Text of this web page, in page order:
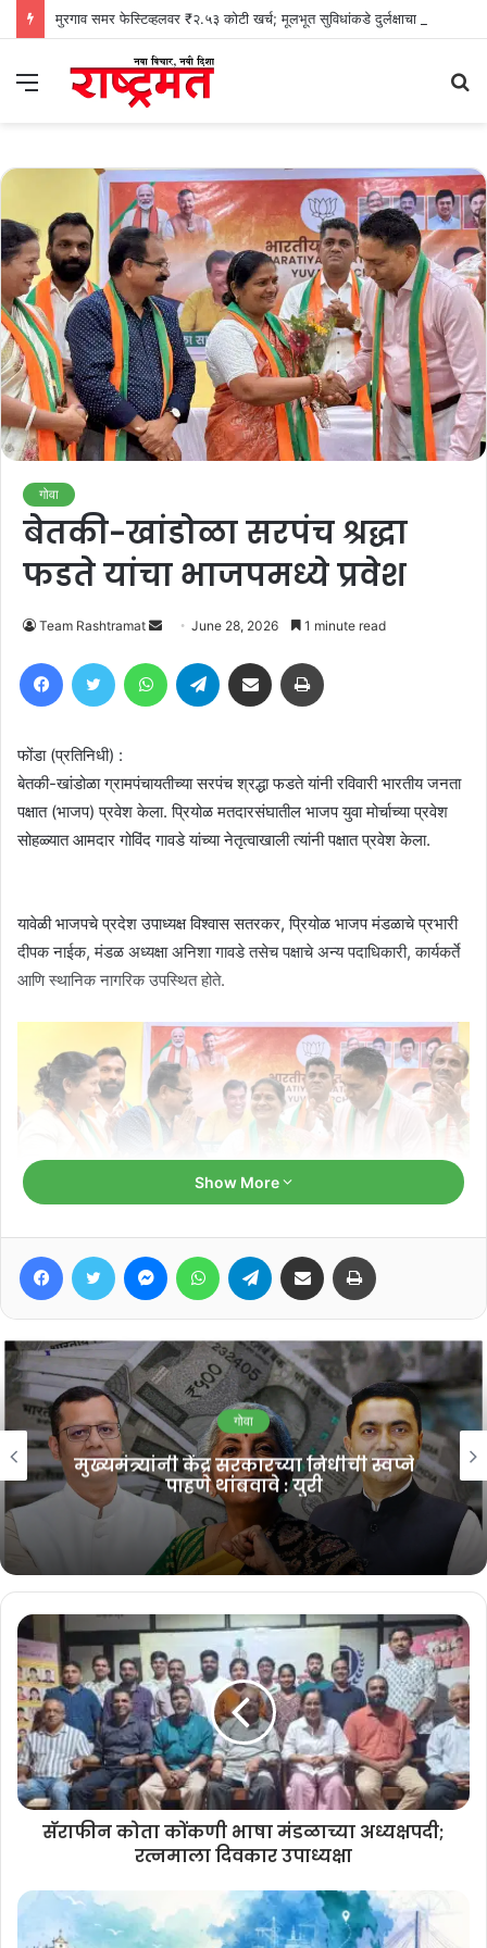
Menu
गोवा
बेतकी-खांडोळा सरपंच श्रद्धा
फडते यांचा भाजपमध्ये प्रवेश
Team Rashtramat
Send
email
June 28, 2026 1 minute read
FacebookTwitter WhatsAppTelegram Share via Email
फोंडा (प्रतिनिधी) :
बेतकी-खांडोळा ग्रामपंचायतीच्या सरपंच श्रद्धा फडते यांनी रविवारी भारतीय जनता
पक्षात (भाजप) प्रवेश केला. प्रियोळ मतदारसंघातील भाजप युवा मोर्चाच्या प्रवेश
सोहळ्यात आमदार गोविंद गावडे यांच्या नेतृत्वाखाली त्यांनी पक्षात प्रवेश केला.
यावेळी भाजपचे प्रदेश उपाध्यक्ष विश्वास सतरकर, प्रियोळ भाजप मंडळाचे प्रभारी
दीपक नाईक, मंडळ अध्यक्षा अनिशा गावडे तसेच पक्षाचे अन्य पदाधिकारी, कार्यकर्ते
आणि स्थानिक नागरिक उपस्थित होते.
पक्षप्रवेशानंतर बोलताना आमदार गोविंद गावडे यांनी श्रद्धा फडते यांच्या स्थानिक
स्वराज्य संस्थेतील अनुभवाचा लाभ पक्षाच्या संघटनात्मक कामकाजाला होईल, असा
विश्वास व्यक्त केला. त्यांच्या प्रवेशामुळे प्रियोळ मतदारसंघात भाजपचे संघटन
अधिक बळकट होईल, असेही त्यांनी सांगितले.
Related Articles
केजरीवालांचा ‘भाजप हटाओ, गाडी बचाओ’
नारा
August 8, 2026
मुरगाव समर फेस्टिव्हलवर ₹२.५३ कोटी खर्च;
मूलभूत सुविधांकडे दुर्लक्षाचा काँग्रेसचा आरोप
August 8, 2026
या कार्यक्रमात विविध भागांतील युवकांनीही भाजपमध्ये प्रवेश केला. नव्या सदस्यांनी
समाजसेवा, राष्ट्रहित आणि पक्षाच्या विचारधारेप्रती निष्ठेने कार्य करण्याचा संकल्प
व्यक्त केला. कार्यक्रमास भाजपचे विविध पदाधिकारी, युवा मोर्चाचे कार्यकर्ते आणि
नागरिक मोठ्या संख्येने उपस्थित होते.
Show More
FacebookTwitter MessengerWhatsAppTelegram Share via Email
गोवा
मुख्यमंत्र्यांनी केंद्र सरकारच्या निधीची स्वप्ने
पाहणे थांबवावे : युरी
सॅराफीन कोता कोंकणी भाषा मंडळाच्या अध्यक्षपदी;
रत्नमाला दिवकार उपाध्यक्षा